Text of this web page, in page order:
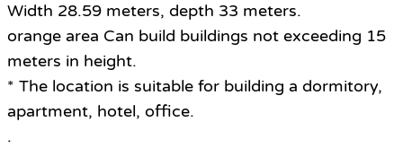
Width 28.59 meters, depth 33 meters.
orange area Can build buildings not exceeding 15
meters in height.
* The location is suitable for building a dormitory,
apartment, hotel, office.
.